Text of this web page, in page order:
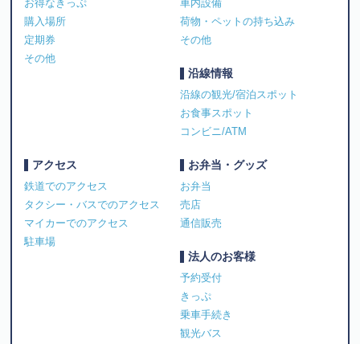
お得なきっぷ
購入場所
定期券
その他
車内設備
荷物・ペットの持ち込み
その他
沿線情報
沿線の観光/宿泊スポット
お食事スポット
コンビニ/ATM
アクセス
鉄道でのアクセス
タクシー・バスでのアクセス
マイカーでのアクセス
駐車場
お弁当・グッズ
お弁当
売店
通信販売
法人のお客様
予約受付
きっぷ
乗車手続き
観光バス